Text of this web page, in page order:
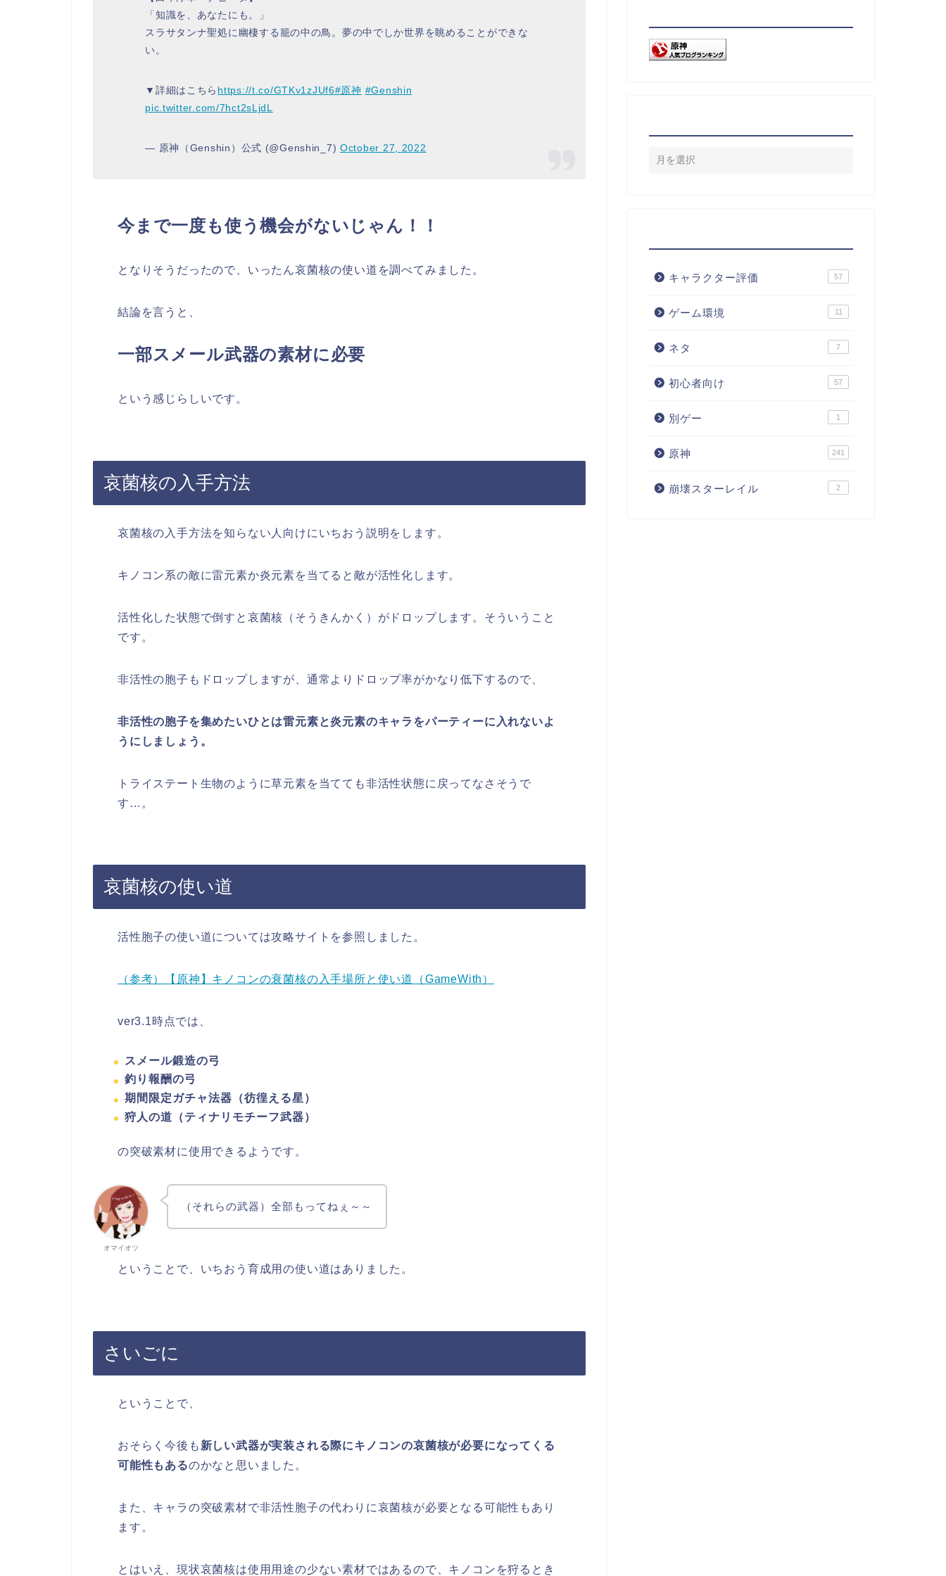
「知識を、あなたにも。」
スラサタンナ聖処に幽棲する籠の中の鳥。夢の中でしか世界を眺めることができな
い。
▼詳細はこちら https://t.co/GTKv1zJUf6#原神 #Genshin
pic.twitter.com/7hct2sLjdL
— 原神（Genshin）公式 (@Genshin_7)October 27, 2022
今まで一度も使う機会がないじゃん！！
となりそうだったので、いったん哀菌核の使い道を調べてみました。
結論を言うと、
一部スメール武器の素材に必要
という感じらしいです。
哀菌核の入手方法
哀菌核の入手方法を知らない人向けにいちおう説明をします。
キノコン系の敵に雷元素か炎元素を当てると敵が活性化します。
活性化した状態で倒すと哀菌核（そうきんかく）がドロップします。そういうこと
です。
非活性の胞子もドロップしますが、通常よりドロップ率がかなり低下するので、
非活性の胞子を集めたいひとは雷元素と炎元素のキャラをパーティーに入れないよ
うにしましょう。
トライステート生物のように草元素を当てても非活性状態に戻ってなさそうで
す…。
哀菌核の使い道
活性胞子の使い道については攻略サイトを参照しました。
（参考）【原神】キノコンの衰菌核の入手場所と使い道（GameWith）
ver3.1時点では、
スメール鍛造の弓
釣り報酬の弓
期間限定ガチャ法器（彷徨える星）
狩人の道（ティナリモチーフ武器）
の突破素材に使用できるようです。
オマイオツ
（それらの武器）全部もってねぇ～～
ということで、いちおう育成用の使い道はありました。
さいごに
ということで、
おそらく今後も 新しい武器が実装される際にキノコンの哀菌核が必要になってくる
可能性もあるのかなと思いました。
また、キャラの突破素材で非活性胞子の代わりに哀菌核が必要となる可能性もあり
ます。
とはいえ、現状哀菌核は使用用途の少ない素材ではあるので、キノコンを狩るとき
キャラクター評価 57
ゲーム環境 11
ネタ 7
初心者向け 57
別ゲー 1
原神 241
崩壊スターレイル 2